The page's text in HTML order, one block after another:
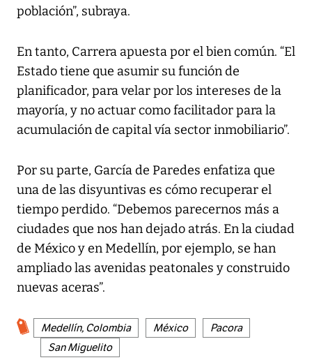
población”, subraya.
En tanto, Carrera apuesta por el bien común. “El
Estado tiene que asumir su función de
planificador, para velar por los intereses de la
mayoría, y no actuar como facilitador para la
acumulación de capital vía sector inmobiliario”.
Por su parte, García de Paredes enfatiza que
una de las disyuntivas es cómo recuperar el
tiempo perdido. “Debemos parecernos más a
ciudades que nos han dejado atrás. En la ciudad
de México y en Medellín, por ejemplo, se han
ampliado las avenidas peatonales y construido
nuevas aceras”.
Medellín, Colombia México
Pacora
San Miguelito